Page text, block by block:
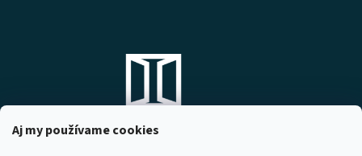
Aj my používame cookies